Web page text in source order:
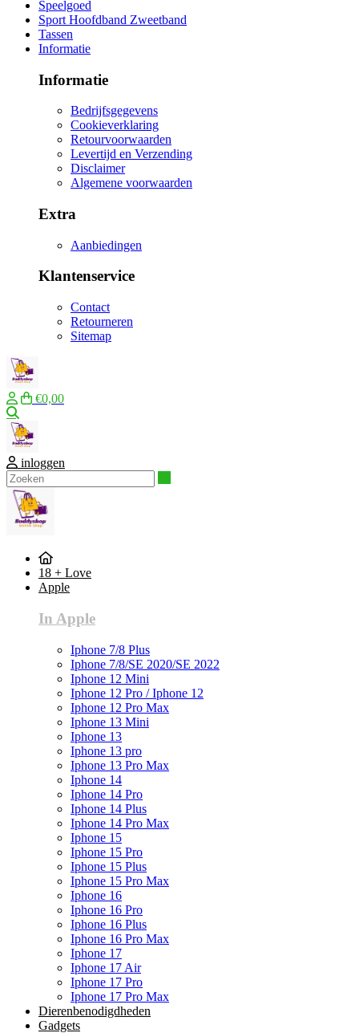
Speelgoed
Sport Hoofdband Zweetband
Tassen
Informatie
Informatie
Bedrijfsgegevens
Cookieverklaring
Retourvoorwaarden
Levertijd en Verzending
Disclaimer
Algemene voorwaarden
Extra
Aanbiedingen
Klantenservice
Contact
Retourneren
Sitemap
€0,00
inloggen
18 + Love
Apple
In Apple
Iphone 7/8 Plus
Iphone 7/8/SE 2020/SE 2022
Iphone 12 Mini
Iphone 12 Pro / Iphone 12
Iphone 12 Pro Max
Iphone 13 Mini
Iphone 13
Iphone 13 pro
Iphone 13 Pro Max
Iphone 14
Iphone 14 Pro
Iphone 14 Plus
Iphone 14 Pro Max
Iphone 15
Iphone 15 Pro
Iphone 15 Plus
Iphone 15 Pro Max
Iphone 16
Iphone 16 Pro
Iphone 16 Plus
Iphone 16 Pro Max
Iphone 17
Iphone 17 Air
Iphone 17 Pro
Iphone 17 Pro Max
Dierenbenodigdheden
Gadgets